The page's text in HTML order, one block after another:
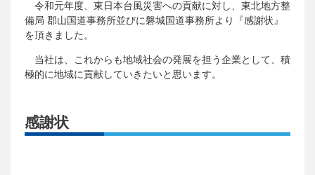
令和元年度、東日本台風災害への貢献に対し、東北地方整
備局 郡山国道事務所並びに磐城国道事務所より『感謝状』
を頂きました。
当社は、これからも地域社会の発展を担う企業として、積
極的に地域に貢献していきたいと思います。
感謝状